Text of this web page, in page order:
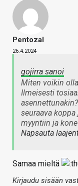
Pentozal
26.4.2024
gojirra sanoi
Miten voikin
Ilmeisesti
seuraava
myyntiin ja
Napsauta
Samaa mieltä
Kirjaudu sisään